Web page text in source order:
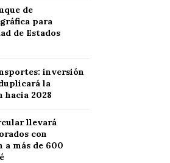
de
para
de Estados
inversión
la
hacia 2028
llevará
con
a más de 600